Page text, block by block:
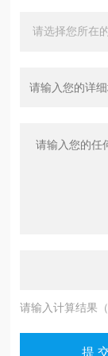
请输入计算结果